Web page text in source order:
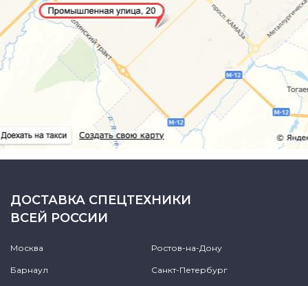
ДОСТАВКА СПЕЦТЕХНИКИ
ВСЕЙ РОССИИ
Москва Ростов-на-Дону
Барнаул Санкт-Петербург